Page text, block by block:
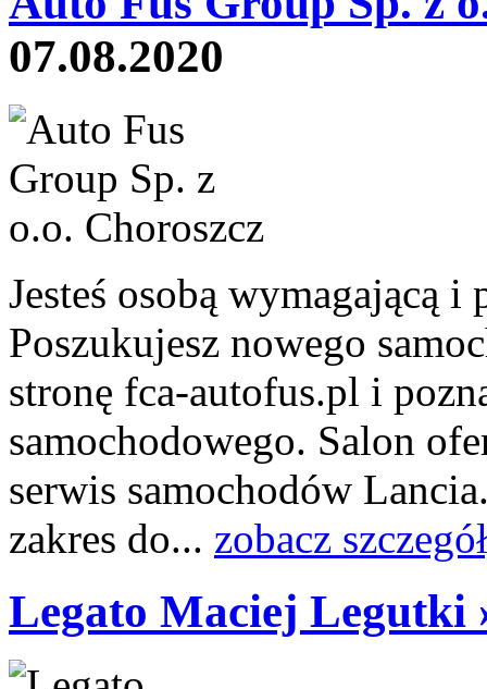
07.08.2020
Jesteś osobą wymagającą
Poszukujesz nowego
stronę fca-autofus.pl i
samochodowego. Salon
serwis samochodów
zakres do... zobacz
Legato Maciej Legutki